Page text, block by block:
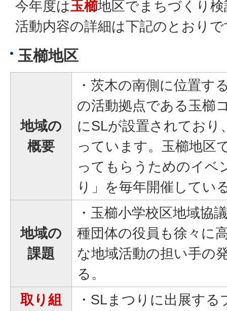
今年度は玉櫛地区でまちづくり
活動内容の詳細は下記のとおり
玉櫛地区
地域の
概要
・茨木の南側に位置す
の活動拠点である玉櫛
にSLが設置されてお
っています。玉櫛地区
ってもらうためのイベ
り」を毎年開催してい
地域の
課題
・玉櫛小学校区地域協
種団体の役員も徐々に
な地域活動の担い手の
る。
取り組
・SLまつりに出展す